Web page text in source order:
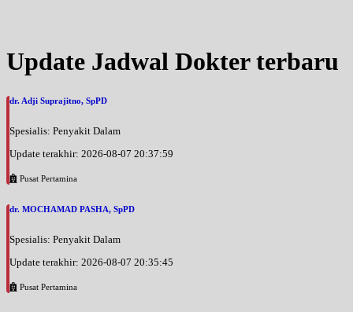
Update Jadwal Dokter terbaru
dr. Adji Suprajitno, SpPD
Spesialis: Penyakit Dalam
Update terakhir: 2026-08-07 20:37:59
Pusat Pertamina
dr. MOCHAMAD PASHA, SpPD
Spesialis: Penyakit Dalam
Update terakhir: 2026-08-07 20:35:45
Pusat Pertamina